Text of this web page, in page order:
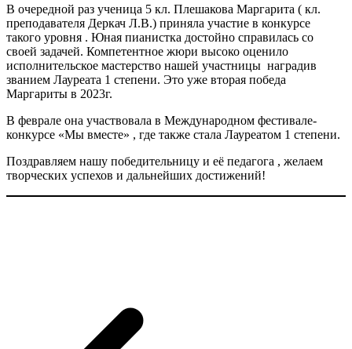
В очередной раз ученица 5 кл. Плешакова Маргарита ( кл.
преподавателя Деркач Л.В.) приняла участие в конкурсе
такого уровня . Юная пианистка достойно справилась со
своей задачей. Компетентное жюри высоко оценило
исполнительское мастерство нашей участницы наградив
званием Лауреата 1 степени. Это уже вторая победа
Маргариты в 2023г.
В феврале она участвовала в Международном фестивале-
конкурсе «Мы вместе» , где также стала Лауреатом 1 степени.
Поздравляем нашу победительницу и её педагога , желаем
творческих успехов и дальнейших достижений!